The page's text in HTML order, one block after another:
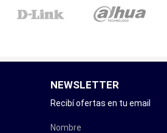
NEWSLETTER
Recibí ofertas en tu email